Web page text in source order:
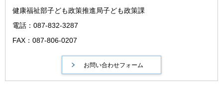
健康福祉部子ども政策推進局子ども政策課
電話：087-832-3287
FAX：087-806-0207